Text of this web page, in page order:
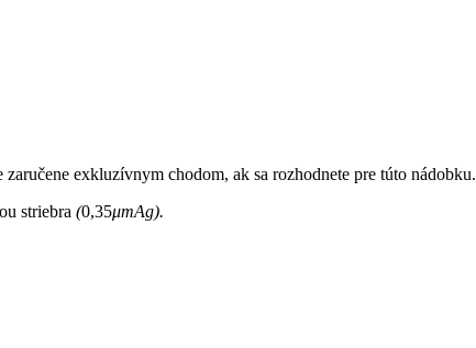
exkluzívnym chodom, ak sa rozhodnete pre túto nádobku.
striebra (0,35μmAg).